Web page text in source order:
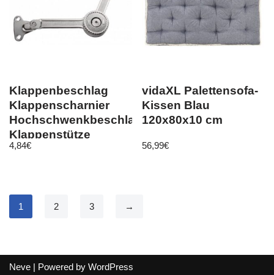
Klappenbeschlag
Klappenscharnier
Hochschwenkbeschlag
Klappenstütze
4,84€
vidaXL Palettensofa-
Kissen Blau
120x80x10 cm
56,99€
1 2 3 →
Neve | Powered by WordPress